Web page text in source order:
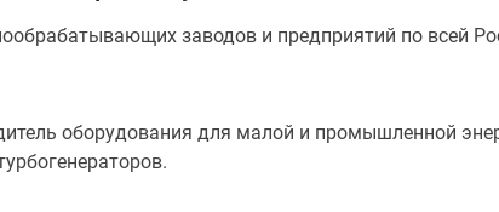
заводов и предприятий по всей
оборудования для малой и промышленной